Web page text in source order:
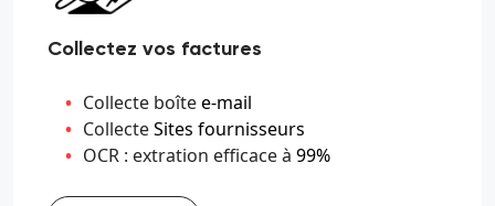
Collectez vos factures
Collecte boîtee-mail
CollecteSites fournisseurs
OCR : extration efficace à 99%